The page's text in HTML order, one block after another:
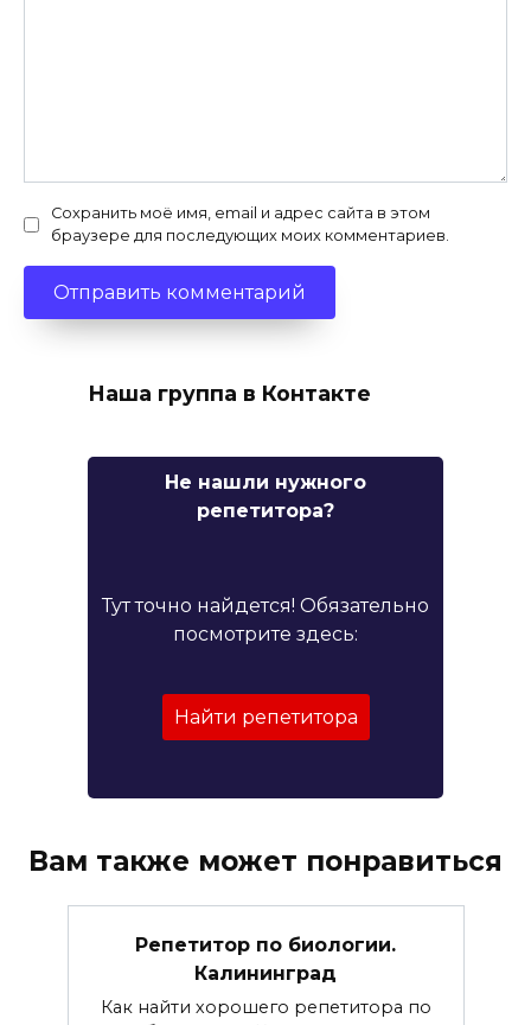
Сохранить моё имя, email и адрес сайта в этом
браузере для последующих моих комментариев.
Наша группа в Контакте
Не нашли нужного
репетитора?
Тут точно найдется! Обязательно
посмотрите здесь:
Найти репетитора
Вам также может понравиться
Репетитор по биологии.
Калининград
Как найти хорошего репетитора по